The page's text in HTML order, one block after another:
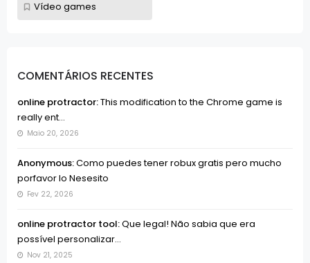
COMENTÁRIOS RECENTES
online protractor:This modification to the Chrome game is
really ent...
Maio 20, 2026
Anonymous:Como puedes tener robux gratis pero mucho
porfavor lo Nesesito
Fev 22, 2026
online protractor tool:Que legal! Não sabia que era
possível personalizar...
Nov 21, 2025
Vídeo games